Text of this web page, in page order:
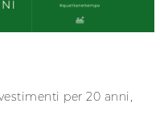
per 20 anni,